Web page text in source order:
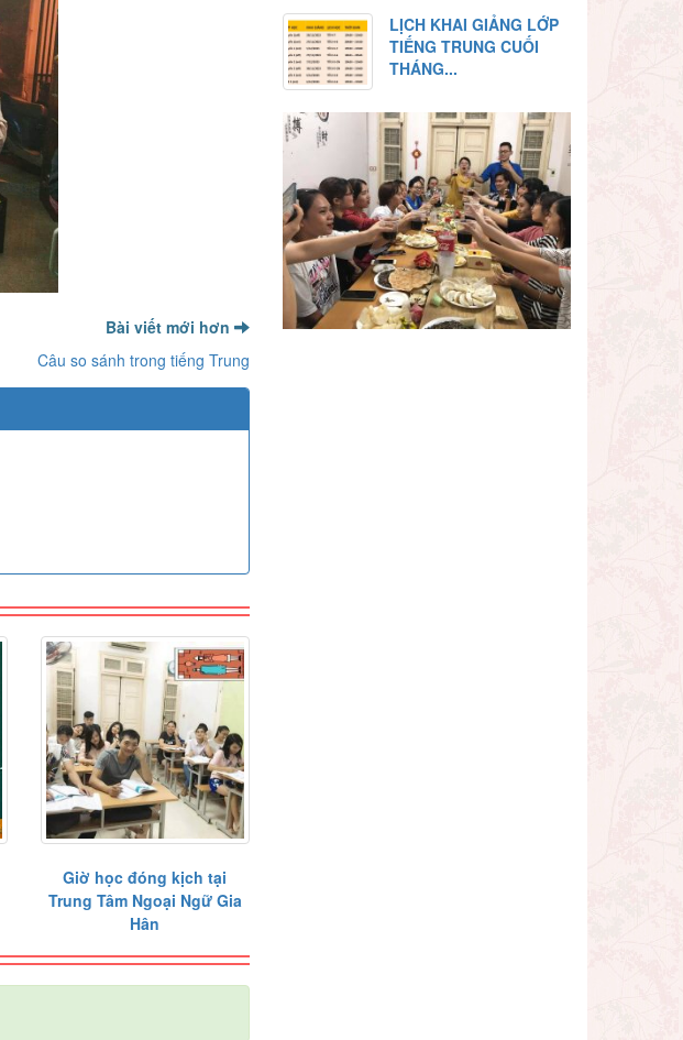
Bài viết mới hơn
Câu so sánh trong tiếng Trung
Giờ học đóng kịch tại
Trung Tâm Ngoại Ngữ Gia
Hân
LỊCH KHAI GIẢNG LỚP
TIẾNG TRUNG CUỐI
THÁNG...